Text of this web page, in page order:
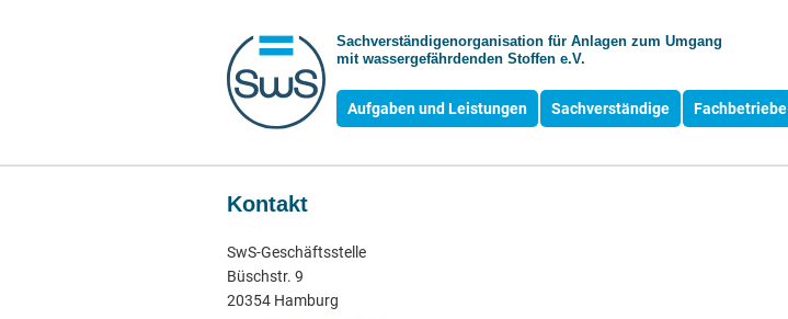
Sachverständigen­organisation für Anlagen zum Umgang
mit wasser­gefährdenden Stoffen e.V.
Aufgaben und Leistungen Sachverständige Fachbetriebe
Kontakt
SwS-Geschäftsstelle
Büschstr. 9
20354 Hamburg